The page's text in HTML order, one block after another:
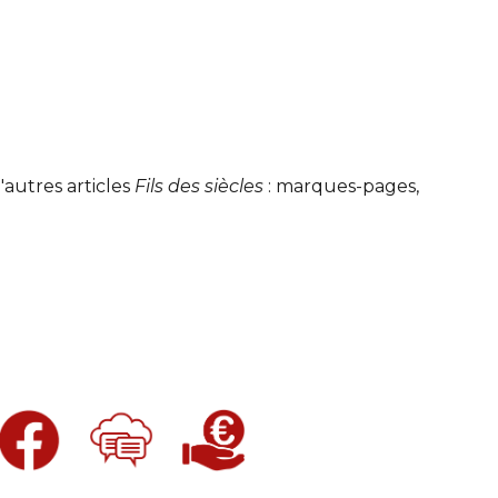
articles Fils des siècles : marques-pages,